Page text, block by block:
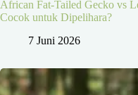
African Fat-Tailed Gecko vs
Cocok untuk Dipelihara?
7 Juni 2026